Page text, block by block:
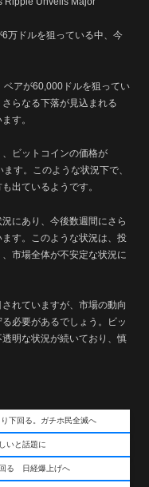
万ドルを狙っている中、今
ベアが60,000ドルを狙ってい
らなる下落が見込まれる
す。
ビットコインの価格が
す。このような状況下で、
出ているようです。
にあり、今後数週間にさら
す。このような状況は、投
市場全体が不安定な状況に
れていますが、市場の動向
必要があるでしょう。ビッ
明な状況が続いており、慎
下回る。ガチホ民全滅へ
いと話題に
回る 日経爆上げへ